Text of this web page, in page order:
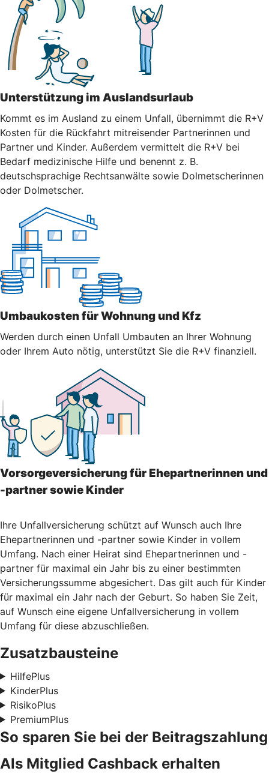
Unterstützung im Auslandsurlaub
Kommt es im Ausland zu einem Unfall, übernimmt die R+V
Kosten für die Rückfahrt mitreisender Partnerinnen und
Partner und Kinder. Außerdem vermittelt die R+V bei
Bedarf medizinische Hilfe und benennt z. B.
deutschsprachige Rechtsanwälte sowie Dolmetscherinnen
oder Dolmetscher.
Umbaukosten für Wohnung und Kfz
Werden durch einen Unfall Umbauten an Ihrer Wohnung
oder Ihrem Auto nötig, unterstützt Sie die R+V finanziell.
Vorsorgeversicherung für Ehepartnerinnen und
-partner sowie Kinder
Ihre Unfallversicherung schützt auf Wunsch auch Ihre
Ehepartnerinnen und -partner sowie Kinder in vollem
Umfang. Nach einer Heirat sind Ehepartnerinnen und -
partner für maximal ein Jahr bis zu einer bestimmten
Versicherungssumme abgesichert. Das gilt auch für Kinder
für maximal ein Jahr nach der Geburt. So haben Sie Zeit,
auf Wunsch eine eigene Unfallversicherung in vollem
Umfang für diese abzuschließen.
Zusatzbausteine
HilfePlus
KinderPlus
RisikoPlus
PremiumPlus
So sparen Sie bei der Beitragszahlung
Als Mitglied Cashback erhalten